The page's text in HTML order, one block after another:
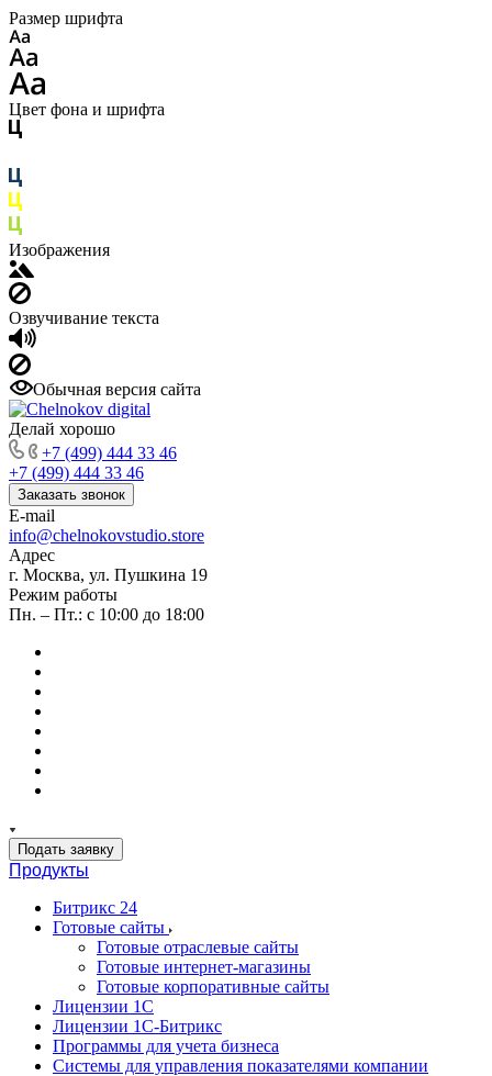
Размер шрифта
Цвет фона и шрифта
Изображения
Озвучивание текста
Обычная версия сайта
Делай хорошо
+7 (499) 444 33 46
+7 (499) 444 33 46
Заказать звонок
E-mail
info@chelnokovstudio.store
Адрес
г. Москва, ул. Пушкина 19
Режим работы
Пн. – Пт.: с 10:00 до 18:00
Подать заявку
Продукты
Битрикс 24
Готовые сайты
Готовые отраслевые сайты
Готовые интернет-магазины
Готовые корпоративные сайты
Лицензии 1С
Лицензии 1С-Битрикс
Программы для учета бизнеса
Системы для управления показателями компании